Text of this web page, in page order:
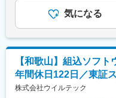
※1つの案件の期間は3
年以上在籍しています。
※豊富な案件があるた
です。
■配属先
・エンジニアリング事
※配属先平均人数は約5
なります。
12月）賃金はあくま
る可能性があります。
気になる
【和歌山】組込ソフ
年間休日122日／東証
株式会社ウイルテック